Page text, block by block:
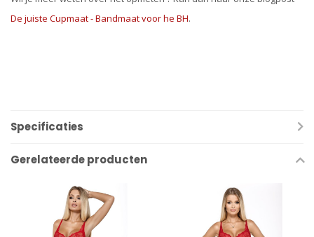
De juiste Cupmaat - Bandmaat voor he BH.
Specificaties
Gerelateerde producten